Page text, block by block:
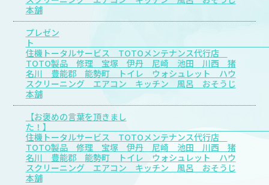
本舗
プレゼン
住機トータルサービス TOTOメンテナンス代行店
TOTO製品 修理 宝塚 伊丹 尼崎 池田 川西 猪
名川 豊能郡 能勢町 トイレ ウォシュレット ハウ
スクリーニング エアコン キッチン 風呂 おそうじ
本舗
【お褒めの言葉を頂きまし
た
住機トータルサービス TOTOメンテナンス代行店
TOTO製品 修理 宝塚 伊丹 尼崎 池田 川西 猪
名川 豊能郡 能勢町 トイレ ウォシュレット ハウ
スクリーニング エアコン キッチン 風呂 おそうじ
本舗